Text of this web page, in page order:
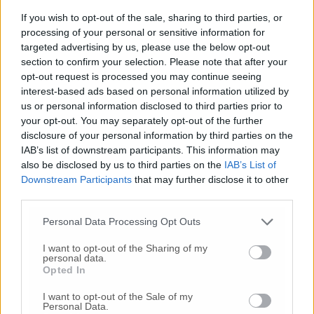
If you wish to opt-out of the sale, sharing to third parties, or
processing of your personal or sensitive information for
targeted advertising by us, please use the below opt-out
section to confirm your selection. Please note that after your
opt-out request is processed you may continue seeing
interest-based ads based on personal information utilized by
us or personal information disclosed to third parties prior to
your opt-out. You may separately opt-out of the further
disclosure of your personal information by third parties on the
IAB’s list of downstream participants. This information may
also be disclosed by us to third parties on the IAB’s List of
Downstream Participants that may further disclose it to other
Personal Data Processing Opt Outs
I want to opt-out of the Sharing of my
personal data.
Opted In
I want to opt-out of the Sale of my
Personal Data.
Cina, è un po’ come quello di agosto in Italia
ma con i riti natalizi. Durante il Capodanno
lunare, intere masse di persone vanno in
vacanza. Non sono previsti viaggi di affari,
almeno per il comparto della moda, neanche
per le prossime settimane».
Certo il coronavirus fa paura anche ai mercati
per le possibili ripercussioni economico-
finanziarie e sul turismo. Sul punto però
Mauro Storti lancia un messaggio intriso di
manifestarsi un ristagno economico. Per
ma sono anche convinto che l’impasse non
durerà troppo a lungo – sottolinea – Questo
problemi per alcuni conto-terzisti perché se i